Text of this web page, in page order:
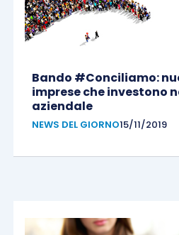
Bando #Conciliamo:
imprese che investono
aziendale
NEWS DEL GIORNO15/11/2019